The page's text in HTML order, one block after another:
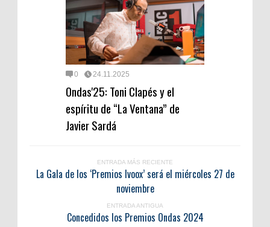
0 24.11.2025
Ondas'25: Toni Clapés y el
espíritu de “La Ventana” de
Javier Sardá
ENTRADA MÁS RECIENTE
La Gala de los ‘Premios Ivoox’ será el miércoles 27 de
noviembre
ENTRADA ANTIGUA
Concedidos los Premios Ondas 2024